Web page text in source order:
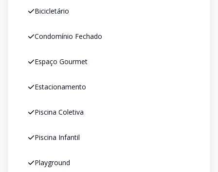
Bicicletário
Condomínio Fechado
Espaço Gourmet
Estacionamento
Piscina Coletiva
Piscina Infantil
Playground